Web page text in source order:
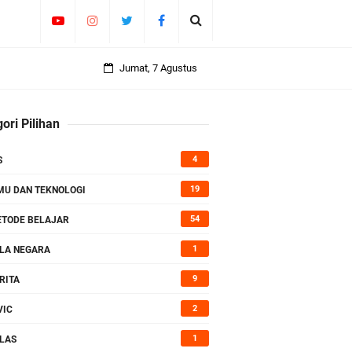
Jumat, 7 Agustus
Pilihan
4
DAN TEKNOLOGI 19
BELAJAR 54
NEGARA 1
9
2
1